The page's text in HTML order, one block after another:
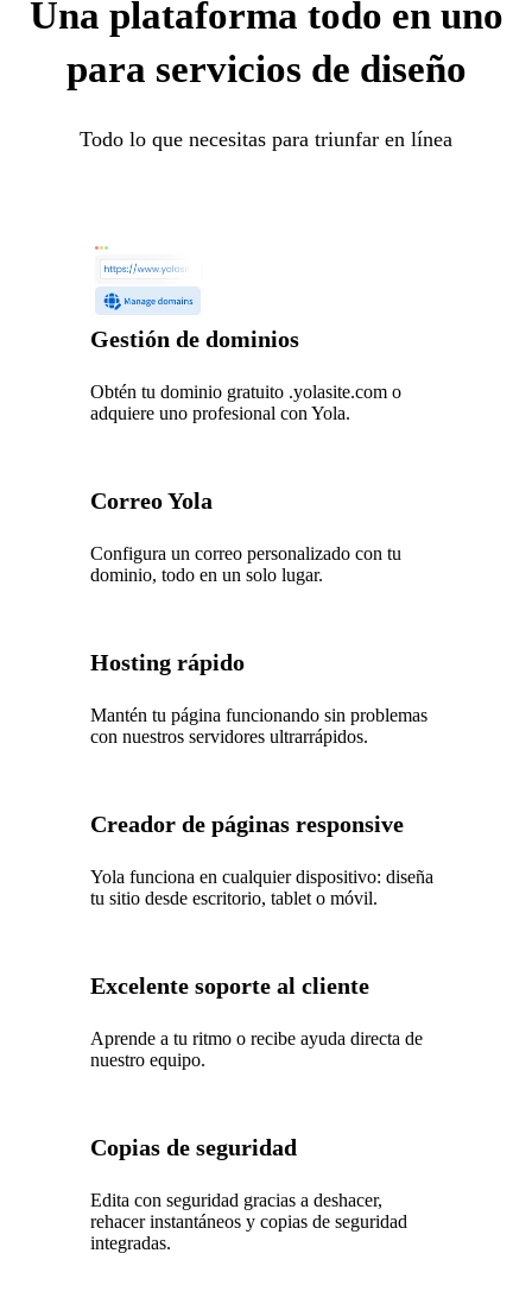
Una plataforma todo en uno
para servicios de diseño
Todo lo que necesitas para triunfar en línea
Gestión de dominios
Obtén tu dominio gratuito .yolasite.com o
adquiere uno profesional con Yola.
Correo Yola
Configura un correo personalizado con tu
dominio, todo en un solo lugar.
Hosting rápido
Mantén tu página funcionando sin problemas
con nuestros servidores ultrarrápidos.
Creador de páginas responsive
Yola funciona en cualquier dispositivo: diseña
tu sitio desde escritorio, tablet o móvil.
Excelente soporte al cliente
Aprende a tu ritmo o recibe ayuda directa de
nuestro equipo.
Copias de seguridad
Edita con seguridad gracias a deshacer,
rehacer instantáneos y copias de seguridad
integradas.